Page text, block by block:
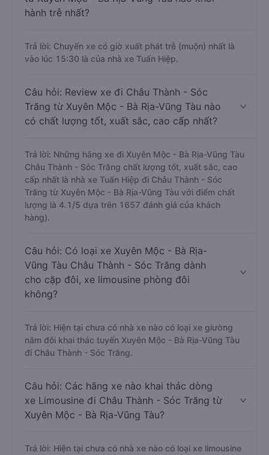
hành trễ nhất?
Trả lời: Chuyến xe có giờ xuất phát trễ (muộn) nhất là
vào lúc 15:30 là của nhà xe Tuấn Hiệp.
Câu hỏi: Review xe đi Châu Thành - Sóc
Trăng từ Xuyên Mộc - Bà Rịa-Vũng Tàu nào
có chất lượng tốt, xuất sắc, cao cấp nhất?
Trả lời: Những hãng xe đi Xuyên Mộc - Bà Rịa-Vũng Tàu
Châu Thành - Sóc Trăng chất lượng tốt, xuất sắc, cao
cấp nhất là nhà xe Tuấn Hiệp đi Châu Thành - Sóc
Trăng từ Xuyên Mộc - Bà Rịa-Vũng Tàu với điểm chất
lượng là 4.1/5 dựa trên 1657 đánh giá của khách
hàng).
Câu hỏi: Có loại xe Xuyên Mộc - Bà Rịa-
Vũng Tàu Châu Thành - Sóc Trăng dành
cho cặp đôi, xe limousine phòng đôi
không?
Trả lời: Hiện tại chưa có nhà xe nào có loại xe giường
nằm đôi khai thác tuyến Xuyên Mộc - Bà Rịa-Vũng Tàu
đi Châu Thành - Sóc Trăng.
Câu hỏi: Các hãng xe nào khai thác dòng
xe Limousine đi Châu Thành - Sóc Trăng từ
Xuyên Mộc - Bà Rịa-Vũng Tàu?
Trả lời: Hiện tại chưa có nhà xe nào có loại xe limousine